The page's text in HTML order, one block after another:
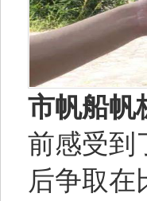
市帆船帆
前感受到
后争取在